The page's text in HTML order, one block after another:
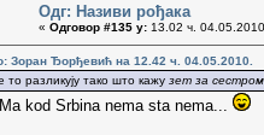
Одг: Називи рођака
« Одговор #135 у: 13.02 ч.
Зоран Ђорђевић на 12.42 ч. 04.05.2010.
то разликују тако што кажу зет за
kod Srbina nema sta nema...